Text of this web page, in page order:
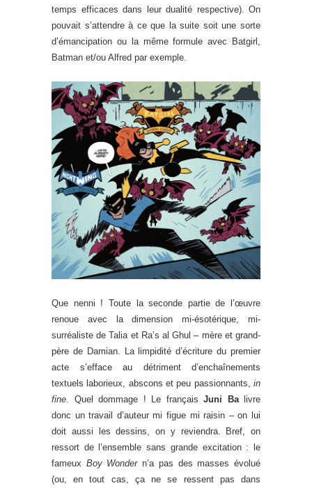
temps efficaces dans leur dualité respective). On
pouvait s’attendre à ce que la suite soit une sorte
d’émancipation ou la même formule avec Batgirl,
Batman et/ou Alfred par exemple.
Que nenni ! Toute la seconde partie de l’œuvre
renoue avec la dimension mi-ésotérique, mi-
surréaliste de Talia et Ra’s al Ghul – mère et grand-
père de Damian. La limpidité d’écriture du premier
acte s’efface au détriment d’enchaînements
textuels laborieux, abscons et peu passionnants, in
fine. Quel dommage ! Le français Juni Balivre
donc un travail d’auteur mi figue mi raisin – on lui
doit aussi les dessins, on y reviendra. Bref, on
ressort de l’ensemble sans grande excitation : le
fameux Boy Wondern’a pas des masses évolué
(ou, en tout cas, ça ne se ressent pas dans